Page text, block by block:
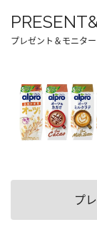
プレゼント＆モニター
プ